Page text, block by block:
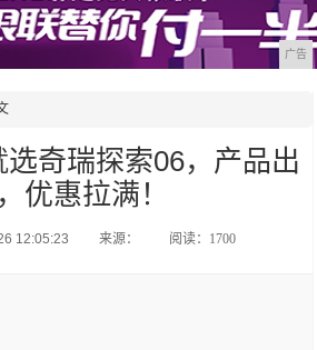
广告
奇瑞探索06，产品出
优惠拉满！
12:05:23 来源： 阅读：1700